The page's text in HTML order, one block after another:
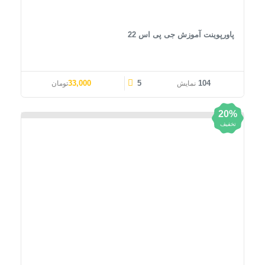
پاورپوینت آموزش جی پی اس 22
104 نمایش 5 قیمت اصلی: 41,000تومان بود.
33,000تومانقیمت فعلی: 33,000تومان.
20%
تخفیف